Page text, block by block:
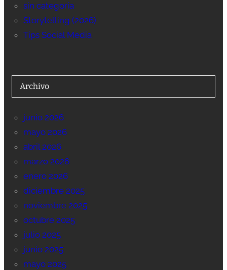
sin categoría
Storytelling (2026)
Tips Social Media
Archivo
junio 2026
mayo 2026
abril 2026
marzo 2026
enero 2026
diciembre 2025
noviembre 2025
octubre 2025
julio 2025
junio 2025
mayo 2025